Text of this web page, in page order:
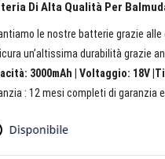
Di Alta Qualità Per
le nostre batterie grazie
un’altissima durabilità grazie
3000mAh | Voltaggio: 18V
: 12 mesi completi di garanzia